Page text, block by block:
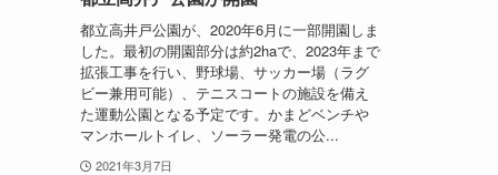
都立高井戸公園が、2020年6月に一部開園しま
した。最初の開園部分は約2haで、2023年まで
拡張工事を行い、野球場、サッカー場（ラグ
ビー兼用可能）、テニスコートの施設を備え
た運動公園となる予定です。かまどベンチや
マンホールトイレ、ソーラー発電の公...
2021年3月7日